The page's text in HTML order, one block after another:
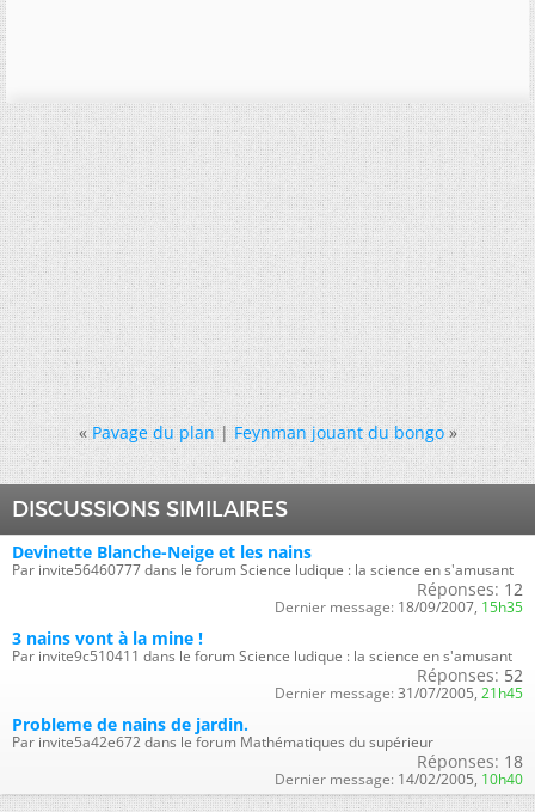
« Pavage du plan|Feynman jouant du bongo »
DISCUSSIONS SIMILAIRES
Devinette Blanche-Neige et les nains
Par invite56460777 dans le forum Science ludique : la science en s'amusant
Réponses: 12
Dernier message: 18/09/2007, 15h35
3 nains vont à la mine !
Par invite9c510411 dans le forum Science ludique : la science en s'amusant
Réponses: 52
Dernier message: 31/07/2005, 21h45
Probleme de nains de jardin.
Par invite5a42e672 dans le forum Mathématiques du supérieur
Réponses: 18
Dernier message: 14/02/2005, 10h40